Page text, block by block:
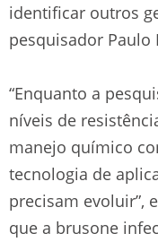
identificar outros
pesquisador Paulo
“Enquanto a
níveis de
manejo químico
tecnologia de
precisam evoluir”,
que a brusone